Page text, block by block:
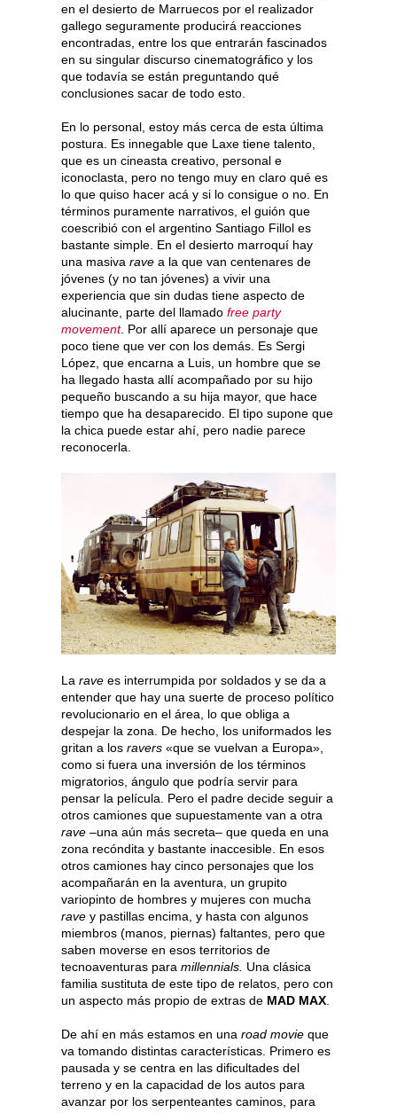
en el desierto de Marruecos por el realizador
gallego seguramente producirá reacciones
encontradas, entre los que entrarán fascinados
en su singular discurso cinematográfico y los
que todavía se están preguntando qué
conclusiones sacar de todo esto.
En lo personal, estoy más cerca de esta última
postura. Es innegable que Laxe tiene talento,
que es un cineasta creativo, personal e
iconoclasta, pero no tengo muy en claro qué es
lo que quiso hacer acá y si lo consigue o no. En
términos puramente narrativos, el guión que
coescribió con el argentino Santiago Fillol es
bastante simple. En el desierto marroquí hay
una masiva rave a la que van centenares de
jóvenes (y no tan jóvenes) a vivir una
experiencia que sin dudas tiene aspecto de
alucinante, parte del llamado free party
movement. Por allí aparece un personaje que
poco tiene que ver con los demás. Es Sergi
López, que encarna a Luis, un hombre que se
ha llegado hasta allí acompañado por su hijo
pequeño buscando a su hija mayor, que hace
tiempo que ha desaparecido. El tipo supone que
la chica puede estar ahí, pero nadie parece
reconocerla.
La rave es interrumpida por soldados y se da a
entender que hay una suerte de proceso político
revolucionario en el área, lo que obliga a
despejar la zona. De hecho, los uniformados les
gritan a los ravers «que se vuelvan a Europa»,
como si fuera una inversión de los términos
migratorios, ángulo que podría servir para
pensar la película. Pero el padre decide seguir a
otros camiones que supuestamente van a otra
rave –una aún más secreta– que queda en una
zona recóndita y bastante inaccesible. En esos
otros camiones hay cinco personajes que los
acompañarán en la aventura, un grupito
variopinto de hombres y mujeres con mucha
rave y pastillas encima, y hasta con algunos
miembros (manos, piernas) faltantes, pero que
saben moverse en esos territorios de
tecnoaventuras para millennials. Una clásica
familia sustituta de este tipo de relatos, pero con
un aspecto más propio de extras de MAD MAX
De ahí en más estamos en una road movie que
va tomando distintas características. Primero es
pausada y se centra en las dificultades del
terreno y en la capacidad de los autos para
avanzar por los serpenteantes caminos, para